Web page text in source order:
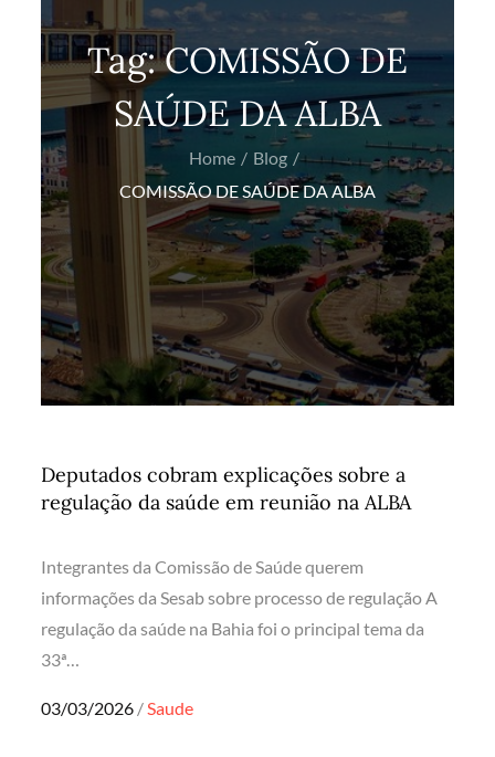
Tag:COMISSÃO DE
SAÚDE DA ALBA
Home
Blog
COMISSÃO DE SAÚDE DA ALBA
Deputados cobram explicações sobre a
regulação da saúde em reunião na ALBA
Integrantes da Comissão de Saúde querem
informações da Sesab sobre processo de regulação A
regulação da saúde na Bahia foi o principal tema da
33ª…
Posted
03/03/2026 Saude